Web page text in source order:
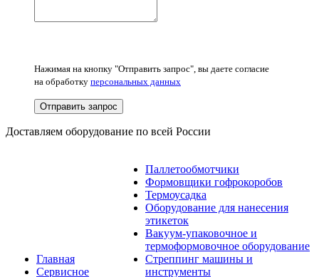
Нажимая на кнопку "Отправить запрос", вы даете согласие
на обработку персональных данных
Отправить запрос
Доставляем оборудование по всей России
Главная
Сервисное
Паллетообмотчики
Формовщики гофрокоробов
Термоусадка
Оборудование для нанесения
этикеток
Вакуум-упаковочное и
термоформовочное оборудование
Стреппинг машины и
инструменты